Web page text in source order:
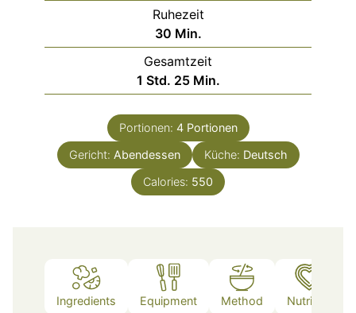
Ruhezeit
30Minuten
Min.
Gesamtzeit
1 Stunde
Std. 25Minuten
Min.
Portionen: 4 Portionen
Gericht: Abendessen Küche: Deutsch
Calories: 550
Ingredients Equipment Method Nutrition